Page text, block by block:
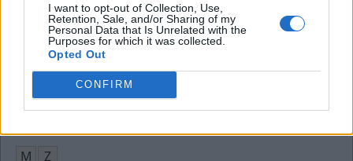
I want to opt-out of Collection, Use,
Retention, Sale, and/or Sharing of my
Personal Data that Is Unrelated with the
Purposes for which it was collected.
Opted Out
CONFIRM
R A
Z
Reflexo dos atos passados no futuro para os hindus
M
A
M
Z